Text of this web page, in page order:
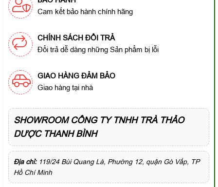
Cam kết bảo hành chính hãng
CHÍNH SÁCH ĐỔI TRẢ
Đổi trả dễ dàng những Sản phẩm bị lỗi
GIAO HÀNG ĐẢM BẢO
Giao hàng tại nhà
SHOWROOM CÔNG TY TNHH TRÀ THẢO
DƯỢC THANH BÌNH
Địa chỉ: 119/24 Bùi Quang Là, Phường 12, quận Gò Vấp, TP
Hồ Chí Minh